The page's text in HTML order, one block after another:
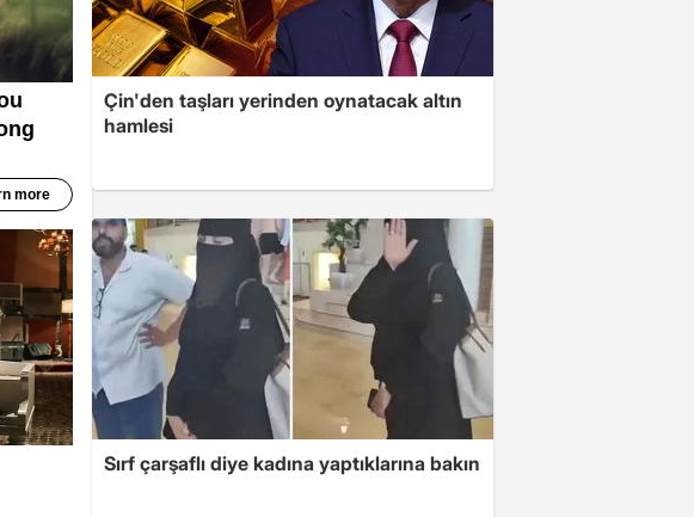
Çin'den taşları yerinden oynatacak altın
hamlesi
Sırf çarşaflı diye kadına yaptıklarına bakın